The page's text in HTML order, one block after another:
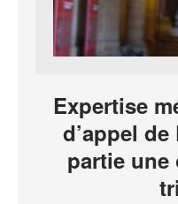
Expertise
d’appel
partie une